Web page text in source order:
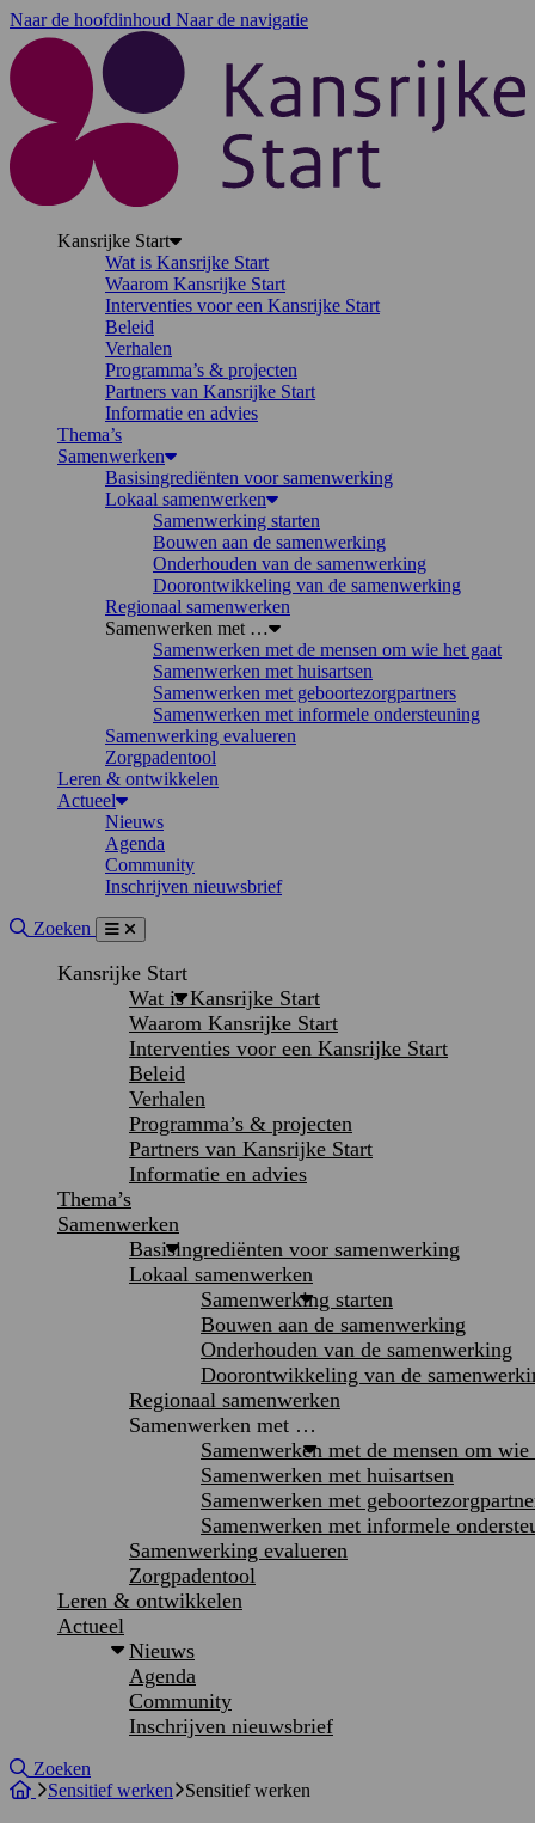
Naar de hoofdinhoud Naar de navigatie
Kansrijke Start
Wat is Kansrijke Start
Waarom Kansrijke Start
Interventies voor een Kansrijke Start
Beleid
Verhalen
Programma’s & projecten
Partners van Kansrijke Start
Informatie en advies
Thema’s
Samenwerken
Basisingrediënten voor samenwerking
Lokaal samenwerken
Samenwerking starten
Bouwen aan de samenwerking
Onderhouden van de samenwerking
Doorontwikkeling van de samenwerking
Regionaal samenwerken
Samenwerken met …
Samenwerken met de mensen om wie het gaat
Samenwerken met huisartsen
Samenwerken met geboortezorgpartners
Samenwerken met informele ondersteuning
Samenwerking evalueren
Zorgpadentool
Leren & ontwikkelen
Actueel
Nieuws
Agenda
Community
Inschrijven nieuwsbrief
Site doorzoeken
Zoeken
Menu
Sluiten
Kansrijke Start
Wat is Kansrijke Start
Waarom Kansrijke Start
Interventies voor een Kansrijke Start
Beleid
Verhalen
Programma’s & projecten
Partners van Kansrijke Start
Informatie en advies
Thema’s
Samenwerken
Basisingrediënten voor samenwerking
Lokaal samenwerken
Samenwerking starten
Bouwen aan de samenwerking
Onderhouden van de samenwerking
Doorontwikkeling van de
Regionaal samenwerken
Samenwerken met …
Samenwerken met de mensen om wie
Samenwerken met huisartsen
Samenwerken met
Samenwerken met informele
Samenwerking evalueren
Zorgpadentool
Leren & ontwikkelen
Actueel
Nieuws
Agenda
Community
Inschrijven nieuwsbrief
Site doorzoeken
Zoeken
Sensitief werken
Sensitief werken